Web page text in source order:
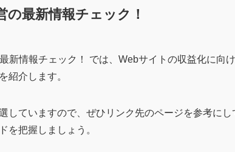
の最新情報チェック！
新情報チェック！ では、Webサイトの収益化に向
紹介します。
していますので、ぜひリンク先のページを参考に
を把握しましょう。